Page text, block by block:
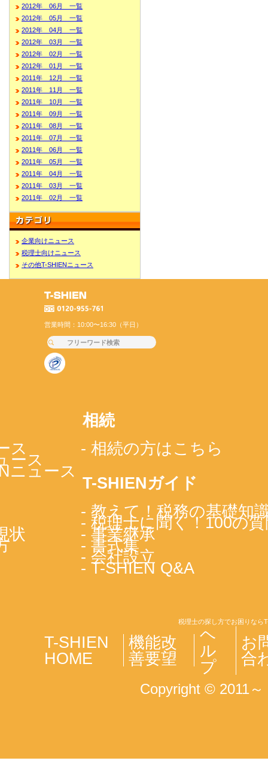
2012年 06月 一覧
2012年 05月 一覧
2012年 04月 一覧
2012年 03月 一覧
2012年 02月 一覧
2012年 01月 一覧
2011年 12月 一覧
2011年 11月 一覧
2011年 10月 一覧
2011年 09月 一覧
2011年 08月 一覧
2011年 07月 一覧
2011年 06月 一覧
2011年 05月 一覧
2011年 04月 一覧
2011年 03月 一覧
2011年 02月 一覧
企業向けニュース
税理士向けニュース
その他T-SHIENニュース
営業時間：10:00〜16:30（平日）
ス
ース
ニュース
状
相続
- 相続の方はこちら
T-SHIENガイド
- 教えて！税務の基礎知
- 税理士に聞く！100の
- 事業継承
- 書式集
- 会社設立
- T-SHIEN Q&A
税理士の探し方でお困りなら
T-SHIEN
HOME
機能改
善要望
ヘ
ル
プ
お
合
Copyright © 2011